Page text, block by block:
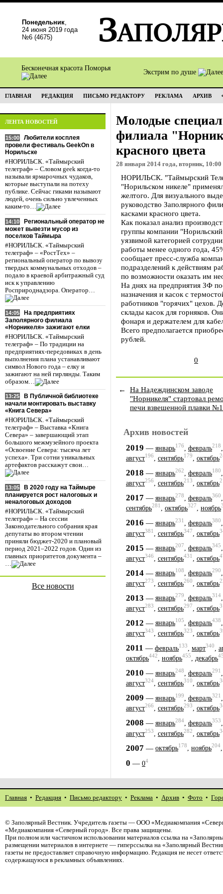
Понедельник,
24 июня 2019 года
№6 (4675)
Бесконечная красота Поморья
Экстрим по душе
ГЛАВНАЯ РЕДАКЦИЯ ПИСЬМО РЕДАКТОРУ РЕКЛАМА АРХИВ
ЛЕНТА НОВОСТЕЙ
15:00
Любители косплея
провели фестиваль GeekOn в
Норильске
#НОРИЛЬСК. «Таймырский
телеграф» – Словом geek когда-то
называли ярмарочных чудаков,
которые выступали на потеху
публике. Сейчас гиками называют
людей, очень сильно увлеченных
каким-то…
14:10
Региональный оператор не
может вывезти мусор из
поселков Таймыра
#НОРИЛЬСК. «Таймырский
телеграф» – «РостТех» –
региональный оператор по вывозу
твердых коммунальных отходов –
подало в краевой арбитражный суд
иск к управлению
Росприроднадзора. Оператор…
14:05
На предприятиях
Заполярного филиала
«Норникеля» зажигают елки
#НОРИЛЬСК. «Таймырский
телеграф» – По традиции на
предприятиях-передовиках в день
выполнения плана устанавливают
символ Нового года – елку и
зажигают на ней гирлянды. Таким
образом…
13:25
В Публичной библиотеке
начали монтировать выставку
«Книга Севера»
#НОРИЛЬСК. «Таймырский
телеграф» – Выставка «Книга
Севера» – завершающий этап
большого межмузейного проекта
«Освоение Севера: тысяча лет
успеха». Три сотни уникальных
артефактов расскажут свои…
13:05
В 2020 году на Таймыре
планируется рост налоговых и
неналоговых доходов
#НОРИЛЬСК. «Таймырский
телеграф» – На сессии
Законодательного собрания края
депутаты во втором чтении
приняли бюджет-2020 и плановый
период 2021–2022 годов. Один из
главных приоритетов документа –
…
Все новости
Молодые
филиала
красного цвета
28 января 2014 года, вторник, 10:00
НОРИЛЬСК. "Таймырский
"Норильском никеле"
желтого. Для визуального
руководство Заполярного
касками красного цвета.
Как показал анализ
группы компании
уязвимой категорией
работы менее одного года,
сообщает пресс-служба
подразделений к действиям
по возможности оказать им
На днях на предприятия ЗФ
назначения и касок с
работников "горячих" цехов.
склады касок для горняков.
фонаря и держателем для
Всего предполагается
рублей.
0
←
На Надеждинском заводе
"Норникеля" стартовал
печи взвешенной плавки №1
Архив новостей
2019 — январь176 февраль218
август196, сентябрь179, октябрь
2018 — январь262 февраль180
август256, сентябрь213, октябрь
2017 — январь278 февраль360
сентябрь281, октябрь327, ноябрь
2016 — январь231 февраль380
август381 сентябрь347 октябрь
2015 — январь207, февраль345
август346 сентябрь431 октябрь
2014 — январь108, февраль290
август273 сентябрь260 октябрь
2013 — январь279, февраль314
август283 сентябрь297 октябрь
2012 — январь105, февраль438
август343, сентябрь323, октябрь
2011 — февраль133 март340
октябрь442, ноябрь455, декабрь
2010 — январь248 февраль291
август324, сентябрь310, октябрь
2009 — январь199 февраль321
август266, сентябрь293, октябрь
2008 — январь284 февраль353
август253 сентябрь282 октябрь
2007 — октябрь178, ноябрь204
0 — 04
Главная • Редакция • Письмо редактору • Реклама • Архив • Фото •
© Заполярный Вестник. Учредитель газеты — ООО «Медиакомпания
«Медиакомпания «Северный город». Все права защищены.
При полном или частичном использовании материалов ссылка на
размещении материалов в интернете — гиперссылка на «Заполярный
газеты не предоставляет справочную информацию. Редакция не несет
содержащуюся в рекламных объявлениях.